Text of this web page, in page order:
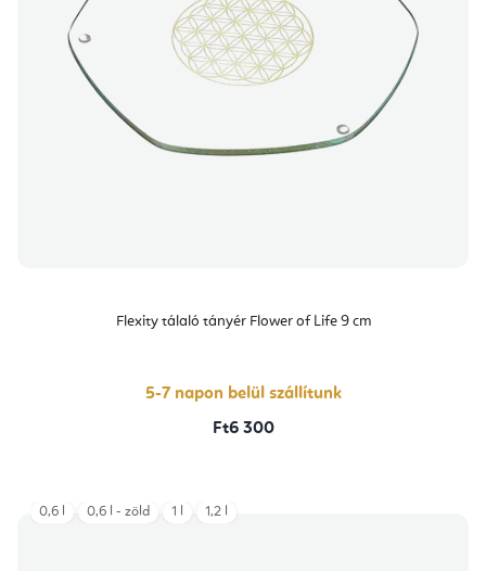
Flexity tálaló tányér Flower of Life 9 cm
5-7 napon belül szállítunk
Ft6 300
0,6 l 0,6 l - zöld 1 l 1,2 l